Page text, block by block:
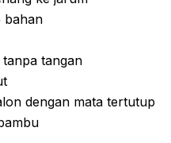
bahan
tangan
dengan mata tertutup